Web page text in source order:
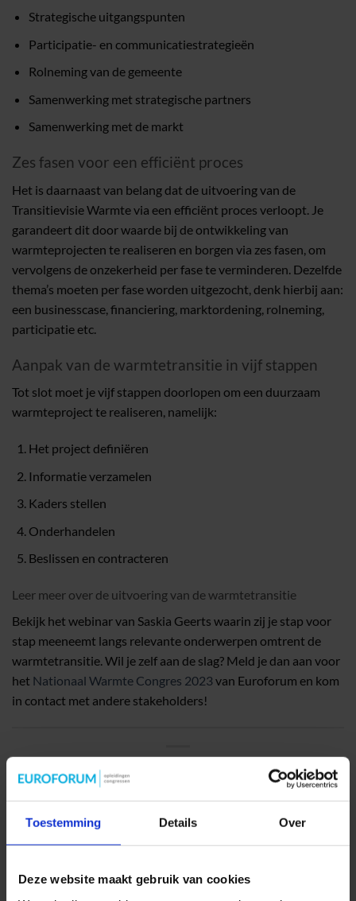
Toestemming Details Over
Deze website maakt gebruik van cookies
Strategische uitgangspunten
Participatie- en communicatiestrategieën
Rolneming van de gemeente
Samenwerking met strategische partners
Samenwerking met de markt
Zes fasen voor een efficiënt proces
Het is daarnaast van belang dat de uitvoering van de
Transitievisie Warmte via een efficiënt proces verloopt. Je
garandeert dit door waarde bij de ontwikkeling van
warmteprojecten te realiseren en borgen via zes fasen, om
vervolgens de onzekerheid per fase te verminderen. Dezelfde
thema’s moeten per fase worden uitgezocht, denk hierbij aan:
een businesscase, financiering, marktordening, rolneming,
participatie etc.
Aanpak van de warmtetransitie in vijf stappen
Tot slot moet je vijf stappen doorlopen om een duurzaam
warmteproject te realiseren, namelijk:
Het project definiëren
Informatie verzamelen
Kaders stellen
Onderhandelen
Beslissen en contracteren
Leer meer over de uitvoering van de warmtetransitie
Bekijk het webinar van Saskia Geerts waarin zij je stap voor
stap meeneemt langs relevante onderwerpen omtrent de
warmtetransitie. Wil je zelf aan de slag? Meld je dan aan voor
het Nationaal Warmte Congres 2023van Euroforum en kom
in contact met andere stakeholders!
Dit bericht werd gepost inUncategorized congres
duurzaamheid,energietransitie,Transitiviesie Warmte,warmte,